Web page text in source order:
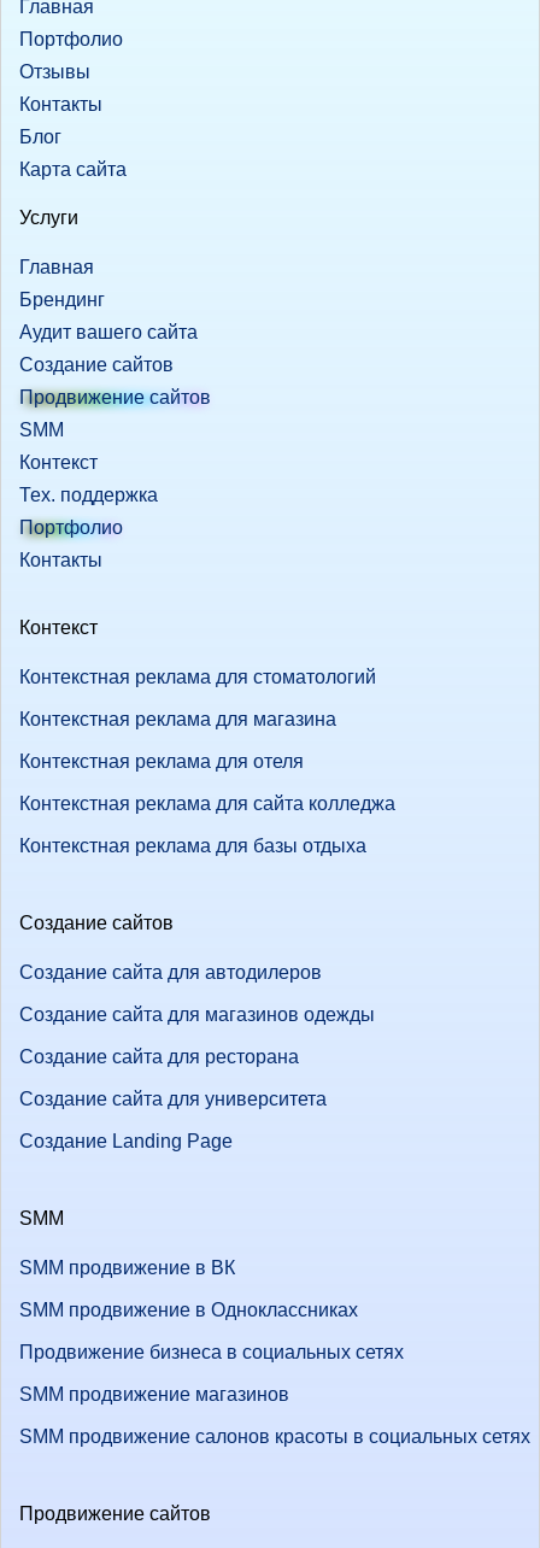
Главная
Портфолио
Отзывы
Контакты
Блог
Карта сайта
Услуги
Главная
Брендинг
Аудит вашего сайта
Создание сайтов
Продвижение сайтов
SMM
Контекст
Тех. поддержка
Портфолио
Контакты
Контекст
Контекстная реклама для стоматологий
Контекстная реклама для магазина
Контекстная реклама для отеля
Контекстная реклама для сайта колледжа
Контекстная реклама для базы отдыха
Создание сайтов
Создание сайта для автодилеров
Создание сайта для магазинов одежды
Создание сайта для ресторана
Создание сайта для университета
Создание Landing Page
SMM
SMM продвижение в ВК
SMM продвижение в Одноклассниках
Продвижение бизнеса в социальных сетях
SMM продвижение магазинов
SMM продвижение салонов красоты в социальных сетях
Продвижение сайтов